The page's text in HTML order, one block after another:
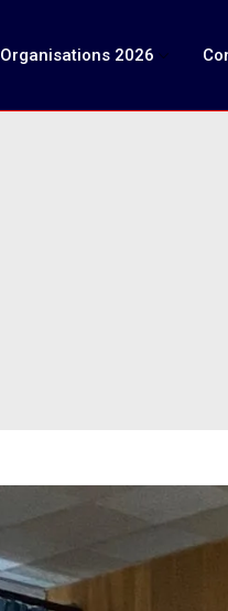
Organisations 2026